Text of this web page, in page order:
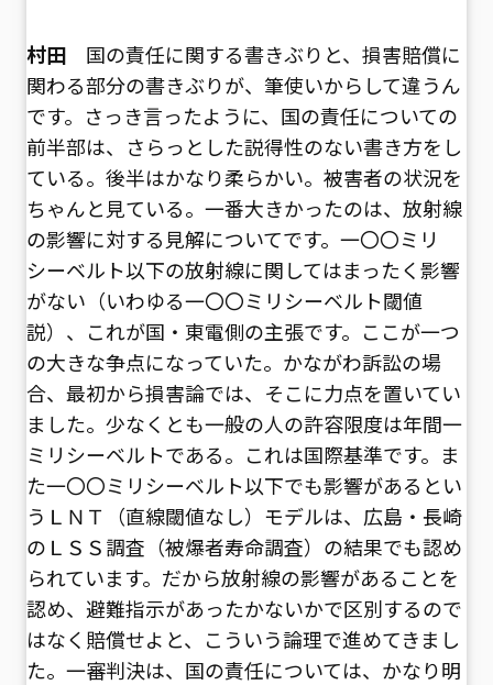
村田国の責任に関する書きぶりと、損害賠償に
関わる部分の書きぶりが、筆使いからして違うん
です。さっき言ったように、国の責任についての
前半部は、さらっとした説得性のない書き方をし
ている。後半はかなり柔らかい。被害者の状況を
ちゃんと見ている。一番大きかったのは、放射線
の影響に対する見解についてです。一〇〇ミリ
シーベルト以下の放射線に関してはまったく影響
がない（いわゆる一〇〇ミリシーベルト閾値
説）、これが国・東電側の主張です。ここが一つ
の大きな争点になっていた。かながわ訴訟の場
合、最初から損害論では、そこに力点を置いてい
ました。少なくとも一般の人の許容限度は年間一
ミリシーベルトである。これは国際基準です。ま
た一〇〇ミリシーベルト以下でも影響があるとい
うＬＮＴ（直線閾値なし）モデルは、広島・長崎
のＬＳＳ調査（被爆者寿命調査）の結果でも認め
られています。だから放射線の影響があることを
認め、避難指示があったかないかで区別するので
はなく賠償せよと、こういう論理で進めてきまし
た。一審判決は、国の責任については、かなり明